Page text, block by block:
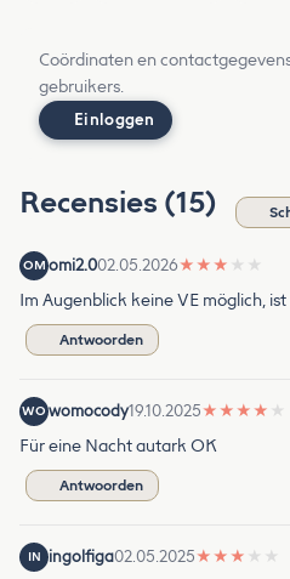
Coördinaten en
gebruikers.
Einloggen
Recensies (15)
OM omi2.002.05.2026★ ★ ★ ★ ★
Im Augenblick keine VE möglich,
Antwoorden
WO womocody19.10.2025★ ★ ★ ★ ★
Für eine Nacht autark OK
Antwoorden
IN ingolfiga02.05.2025★ ★ ★ ★ ★